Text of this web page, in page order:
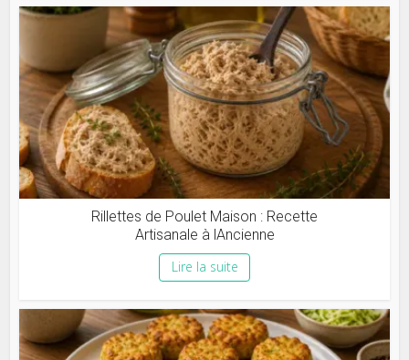
Rillettes de Poulet Maison : Recette
Artisanale à lAncienne
Lire la suite